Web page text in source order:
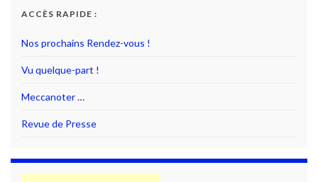
ACCÈS RAPIDE :
Nos prochains Rendez-vous !
Vu quelque-part !
Meccanoter …
Revue de Presse